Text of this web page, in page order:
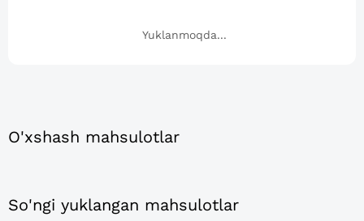
Yuklanmoqda...
O'xshash mahsulotlar
So'ngi yuklangan mahsulotlar